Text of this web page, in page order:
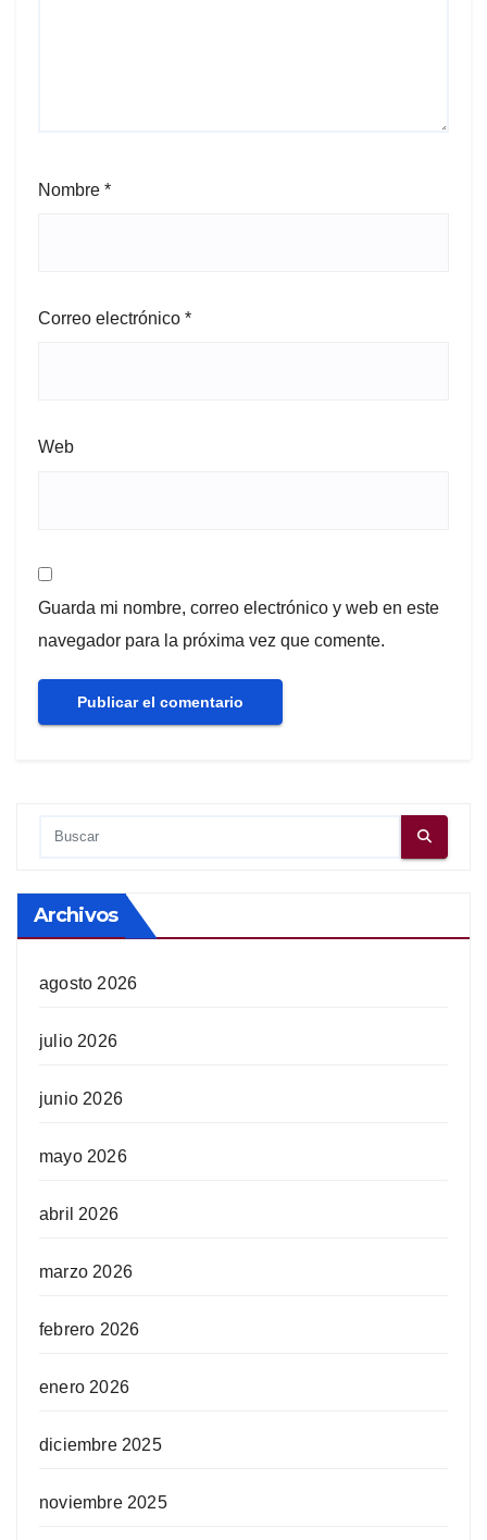
Nombre *
Correo electrónico *
Web
Guarda mi nombre, correo electrónico y web en este
navegador para la próxima vez que comente.
Archivos
agosto 2026
julio 2026
junio 2026
mayo 2026
abril 2026
marzo 2026
febrero 2026
enero 2026
diciembre 2025
noviembre 2025